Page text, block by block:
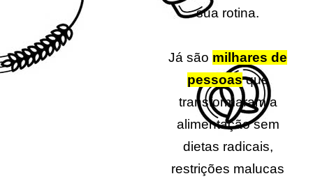
sua rotina.
Já são milhares de
pessoasque
transformaram a
alimentação sem
dietas radicais,
restrições malucas